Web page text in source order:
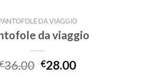
DA VIAGGIO
da viaggio
36.00 €28.00